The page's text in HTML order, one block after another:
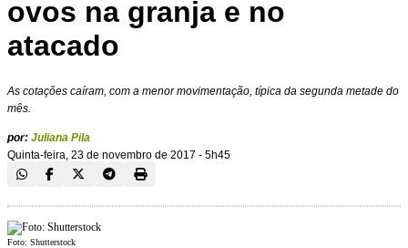
ovos na granja e no
atacado
As cotações caíram, com a menor movimentação, típica da segunda metade do
mês.
por: Juliana Pila
Quinta-feira, 23 de novembro de 2017 - 5h45
Foto: Shutterstock